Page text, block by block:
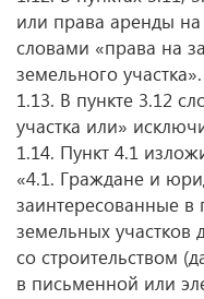
или права аренды
словами «права на
земельного участка».
1.13. В пункте 3.12
участка или»
1.14. Пункт 4.1
«4.1. Граждане и
заинтересованные в
земельных участков
со строительством
в письменной или